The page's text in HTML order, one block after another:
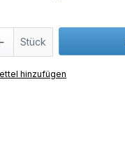
Stück
hinzufügen